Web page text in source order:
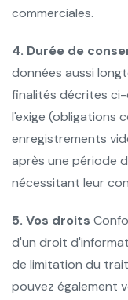
commerciales.
4. Durée de
données aussi
finalités décrites ci-
l'exige (obligations
enregistrements
après une période
nécessitant leur
5. Vos droits
d'un droit
de limitation du
pouvez également